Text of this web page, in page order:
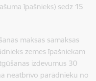
īpašnieks) sedz 15
maksas samaksas
zemes īpašniekam
izdevumus 30
neatbrīvo parādnieku no